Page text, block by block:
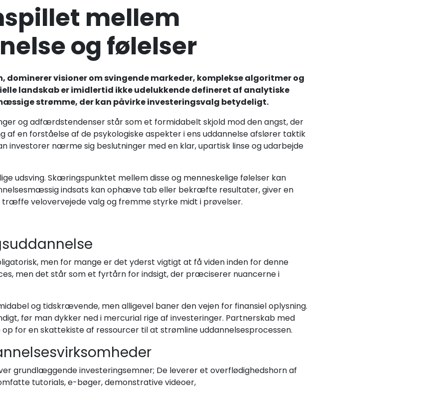
mellem
og følelser
dominerer visioner om svingende markeder, komplekse algoritmer og
landskab er imidlertid ikke udelukkende defineret af analytiske
strømme, der kan påvirke investeringsvalg betydeligt.
og adfærdstendenser står som et formidabelt skjold mod den angst, der
af en forståelse af de psykologiske aspekter i ens uddannelse afslører taktik
nærme sig beslutninger med en klar, upartisk linse og udarbejde
udsving. Skæringspunktet mellem disse og menneskelige følelser kan
indsats kan ophæve tab eller bekræfte resultater, giver en
velovervejede valg og fremme styrke midt i prøvelser.
men for mange er det yderst vigtigt at få viden inden for denne
men det står som et fyrtårn for indsigt, der præciserer nuancerne i
og tidskrævende, men alligevel baner den vejen for finansiel oplysning.
før man dykker ned i mercurial rige af investeringer. Partnerskab med
for en skattekiste af ressourcer til at strømline uddannelsesprocessen.
grundlæggende investeringsemner; De leverer et overflødighedshorn af
tutorials, e-bøger, demonstrative videoer,